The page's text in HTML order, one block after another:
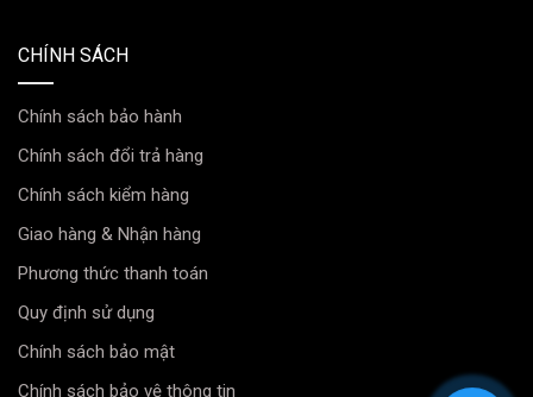
CHÍNH SÁCH
Chính sách bảo hành
Chính sách đổi trả hàng
Chính sách kiểm hàng
Giao hàng & Nhận hàng
Phương thức thanh toán
Quy định sử dụng
Chính sách bảo mật
Chính sách bảo vệ thông tin